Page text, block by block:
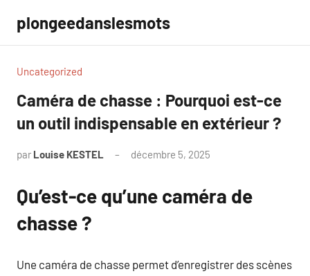
contenu
plongeedanslesmots
Uncategorized
Caméra de chasse : Pourquoi est-ce
un outil indispensable en extérieur ?
par Louise KESTEL décembre 5, 2025
Qu’est-ce qu’une caméra de
chasse ?
Une caméra de chasse permet d’enregistrer des scènes